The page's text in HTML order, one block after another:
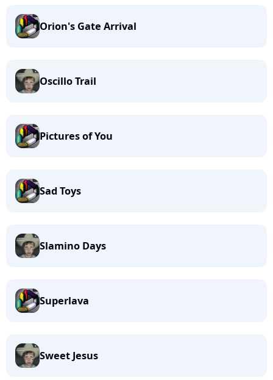
Orion's Gate Arrival
Oscillo Trail
Pictures of You
Sad Toys
Slamino Days
Superlava
Sweet Jesus